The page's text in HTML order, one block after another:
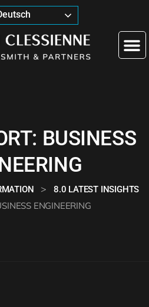
BUSINESS
>
8.0 LATEST INSIGHTS
ENGINEERING